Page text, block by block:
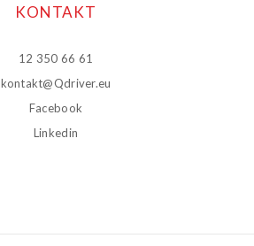
KONTAKT
12 350 66 61
kontakt@Qdriver.eu
Facebook
Linkedin